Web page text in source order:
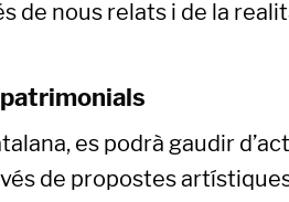
de nous relats i de la
es podrà gaudir
de propostes